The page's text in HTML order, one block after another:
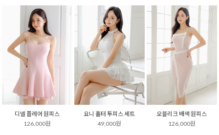
디넬 플레어 원피스
126,000원
요니 홀터 투피스 세트
49,000원
오블리크 배색 원피스
126,000원